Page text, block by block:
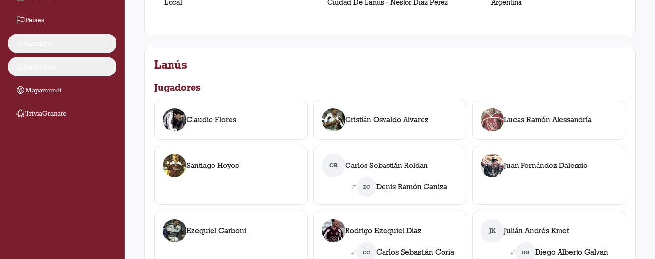
Países
Mapamundi
TriviaGranate
Local Ciudad De Lanús - Néstor Diaz Pérez Argentina
Lanús
Jugadores
Claudio Flores Cristián Osvaldo Alvarez Lucas Ramón Alessandría
Santiago Hoyos CR Carlos Sebastián Roldan
DC Denis Ramón Caniza
Juan Fernández Dalessio
Ezequiel Carboni Rodrigo Ezequiel Diaz
CC Carlos Sebastián Coria
JK Julián Andrés Kmet
DG Diego Alberto Galvan